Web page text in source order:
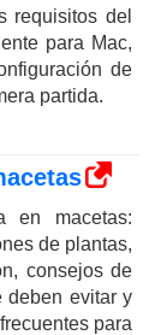
requisitos del
para Mac,
de
partida.
en macetas:
de plantas,
consejos de
deben evitar y
para